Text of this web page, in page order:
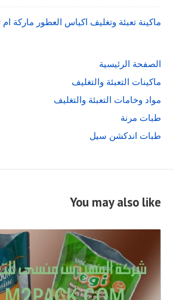
ماكينة تعبئة وتغليف اكياس العطور ماركة ام
الصفحة الرئيسية
ماكينات التعبئة والتغليف
مواد وخامات التعبئة والتغليف
طبات مرنة
طبات اندكشن سيل
You may also like